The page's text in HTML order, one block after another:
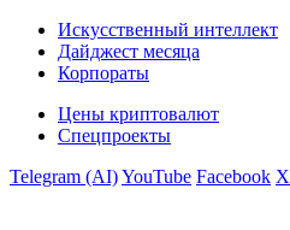
Искусственный интеллект
Дайджест месяца
Корпораты
Цены криптовалют
Спецпроекты
Telegram (AI)YouTube Facebook X